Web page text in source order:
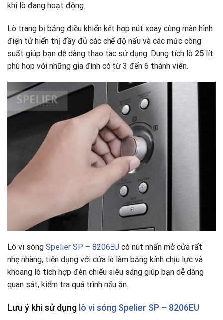
khi lò đang hoạt động.
Lò trang bị bảng điều khiển kết hợp nút xoay cùng màn hình
điện tử hiển thị đầy đủ các chế độ nấu và các mức công
suất giúp bạn dễ dàng thao tác sử dụng. Dung tích lò 25 lít
phù hợp với những gia đình có từ 3 đến 6 thành viên.
Lò vi sóng Spelier SP – 8206EU có nút nhấn mở cửa rất
nhẹ nhàng, tiện dụng với cửa lò làm bằng kính chịu lực và
khoang lò tích hợp đèn chiếu siêu sáng giúp bạn dễ dàng
quan sát, kiểm tra quá trình nấu ăn.
Lưu ý khi sử dụng lò vi sóng Spelier SP – 8206EU